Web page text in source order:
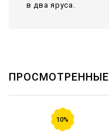
в два яруса.
ПРОСМОТРЕННЫЕ
10%